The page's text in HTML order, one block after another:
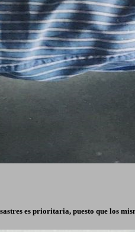
es prioritaria, puesto que los